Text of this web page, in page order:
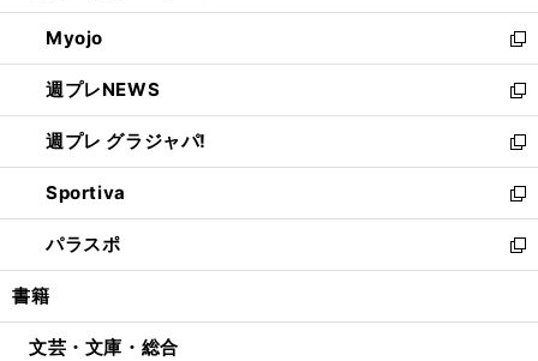
開
く
ウ
で
開
く
ン
ド
ウ
で
開
く
ウ
ィ
ン
ド
ウ
で
開
く
Myojo
新
し
い
ウ
ィ
ン
ド
ウ
で
開
週プレNEWS
新
し
い
ウ
ィ
ン
ド
ウ
開
週プレ グラジャパ!
新
し
い
ウ
ィ
ン
ウ
Sportiva
新
し
い
ウ
ン
パラスポ
新
し
ウ
書籍
文芸・文庫・総合